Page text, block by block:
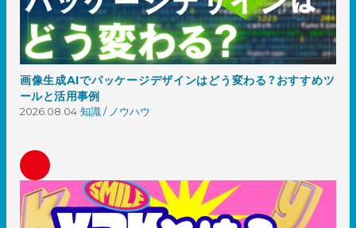
画像生成AIでパッケージデザインはどう変わる？おすすめツ
ールと活用事例
2026.08.04 知識 / ノウハウ